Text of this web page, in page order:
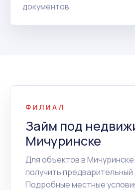
документов
ФИЛИАЛ
Займ под
Мичуринске
Для объектов в
получить предварительный
Подробные местные